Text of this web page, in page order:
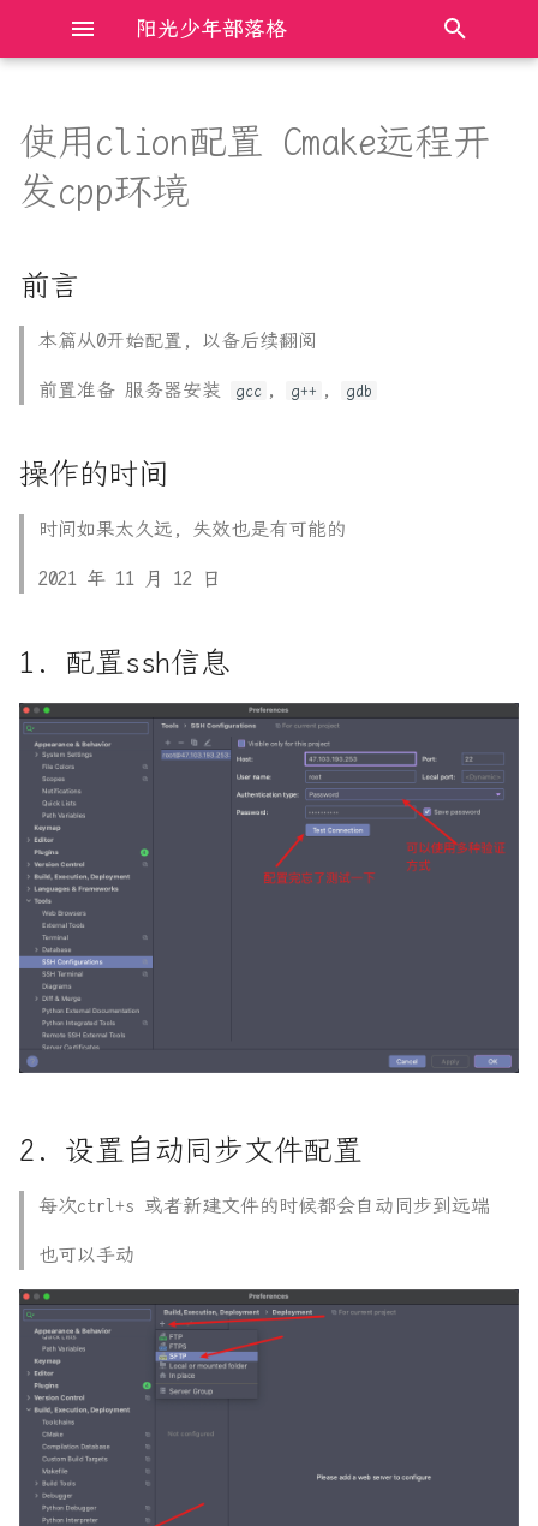
阳光少年部落格
入
开
搜
Redis_04-持久化( RDB和AOF)
Flask入门笔记-01_路由的基
and正则转换器
Flask入门笔记-03_请
求:request
Flask入门笔记-04_响
应:response
Flask入门笔记-07_Flask对象
初始化时参数详解
Flask入门笔记-08_异常捕获
Flask入门笔记-09_中间件or
请求钩子
Flask入门笔记-10_蓝图
Flask入门笔记-11_请求上下
文
Flask入门笔记-12_综合认证:
使用装饰器
Flask入门笔记-12_综合认证:
全局认证
Flask入门笔记-13_Restful
Flask入门笔记-14_在类视图
中使用装饰器
Flask入门笔记-15_请求解析
Flask入门笔记-16_序列化
Electron前端框架完全入门
JavaScript中的new和原型原
入门
TypeScript基础入门笔记
VUE-插槽详细图解
html-css:浮动_清除浮动
html_css完全入门
js实现 有限状态自动机 实现
的词法分析器
rust的gui框架 slint学习
typecho的handsome主题设置
播放器的自动隐藏
前言
1. 配置ssh信息
2. 设置自动同步文件配置
手动同步操作
自动同步设置
3. 中途测试
1. 本地创建main.cpp文件,
2. 远端创建cmakelist.txt
4. 选择main.cpp 用到的
cmakelists文件
5. 配置远端链接器
7. 配置远程cmake, 然后等待
8. 一个问题
正确的build信息
9. 代码验证
本地运行之后我们在远端检
查
AXI总线总结
C++与Rust操作裸指针的比较
Linux下动态链接库版本管理
Python3 cpython优化 实现解
释器并行
RUST死灵书-子类型和型变
内存
Rust Async: Pin概念解析
Rust Runtime 与 ABI
Rust std-any 模块详解
Rust 中的型变
Rust 之不可为-暴露内部结构
Rust 之不可为-滥用getter
Rust 交叉编译与条件编译总
Rust 内存模型
Rust 并发编程 - Memory
Ordering
Rust 源码分析之 Vec
Rust中Drop检查 与
PhantomData
Rust中的零成本抽象
Rust使用SIMD进行加速计算
什么是双花攻击
明不符的探究
使用clion配置 Cmake远程开
发cpp环境
前言
本篇从0开始配置, 以备后续翻阅
前置准备 服务器安装 gcc , g++ , gdb
操作的时间
时间如果太久远, 失效也是有可能的
2021 年 11 月 12 日
1. 配置ssh信息
2. 设置自动同步文件配置
每次ctrl+s 或者新建文件的时候都会自动同步到远端
也可以手动